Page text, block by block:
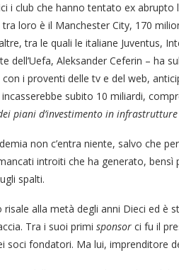
i club che hanno tentato ex
loro è il Manchester City, 170
tra le quali le italiane Juventus,
dell’Uefa, Aleksander Ceferin – ha
i proventi delle tv e del web,
subito 10 miliardi,
piani d’investimento in
non c’entra niente, salvo che
introiti che ha generato,
spalti.
alla metà degli anni Dieci ed è
Tra i suoi primi sponsor ci fu il
soci fondatori. Ma lui, imprenditore